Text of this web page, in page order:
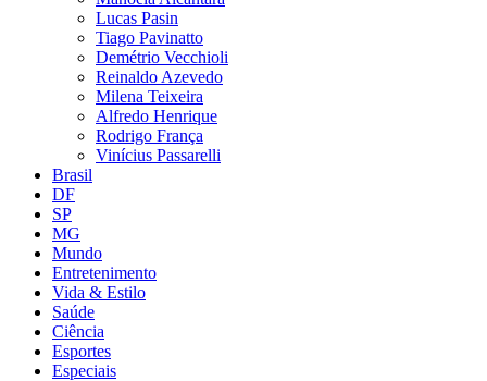
Lucas Pasin
Tiago Pavinatto
Demétrio Vecchioli
Reinaldo Azevedo
Milena Teixeira
Alfredo Henrique
Rodrigo França
Vinícius Passarelli
Brasil
DF
SP
MG
Mundo
Entretenimento
Vida & Estilo
Saúde
Ciência
Esportes
Especiais